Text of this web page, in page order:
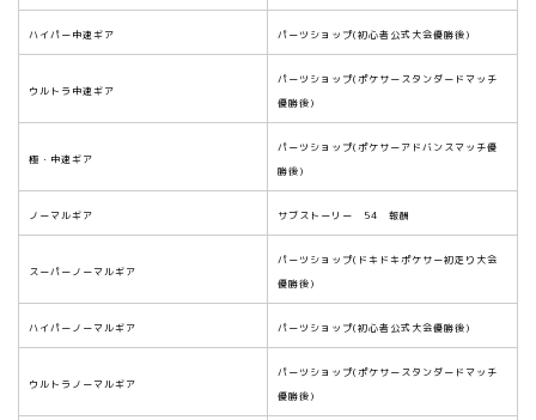
ハイパー中速ギア パーツショップ(初心者公式大会優勝後)
ウルトラ中速ギア
パーツショップ(ポケサースタンダードマッチ
優勝後)
極・中速ギア
パーツショップ(ポケサーアドバンスマッチ優
勝後)
ノーマルギア サブストーリー 54 報酬
スーパーノーマルギア
パーツショップ(ドキドキポケサー初走り大会
優勝後)
ハイパーノーマルギア パーツショップ(初心者公式大会優勝後)
ウルトラノーマルギア
パーツショップ(ポケサースタンダードマッチ
優勝後)